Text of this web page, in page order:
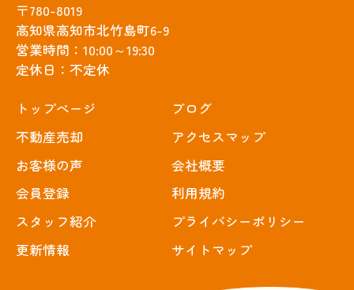
〒780-8019
高知県高知市北竹島町6-9
営業時間：10:00～19:30
定休日：不定休
トップぺージ
不動産売却
お客様の声
会員登録
スタッフ紹介
更新情報
ブログ
アクセスマップ
会社概要
利用規約
プライバシーポリシー
サイトマップ